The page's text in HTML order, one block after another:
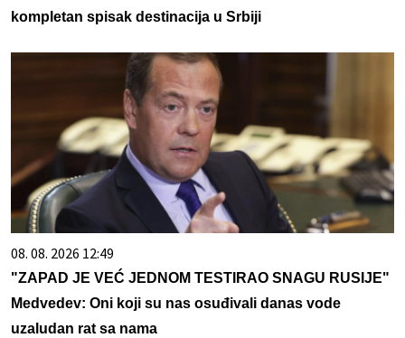
kompletan spisak destinacija u Srbiji
08. 08. 2026 12:49
"ZAPAD JE VEĆ JEDNOM TESTIRAO SNAGU RUSIJE"
Medvedev: Oni koji su nas osuđivali danas vode
uzaludan rat sa nama